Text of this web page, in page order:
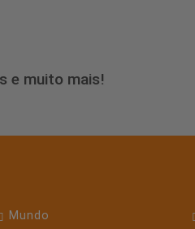
e muito mais!
Mundo